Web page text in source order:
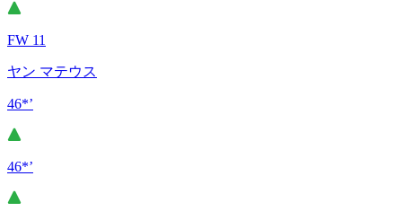
FW 11
ヤン マテウス
46*’
46*’